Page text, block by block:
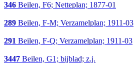
346 Beilen, F6; Netteplan; 1877-01
289 Beilen, F-M; Verzamelplan; 1911-03
291 Beilen, F-Q; Verzamelplan; 1911-03
3447 Beilen, G1; bijblad; z.j.